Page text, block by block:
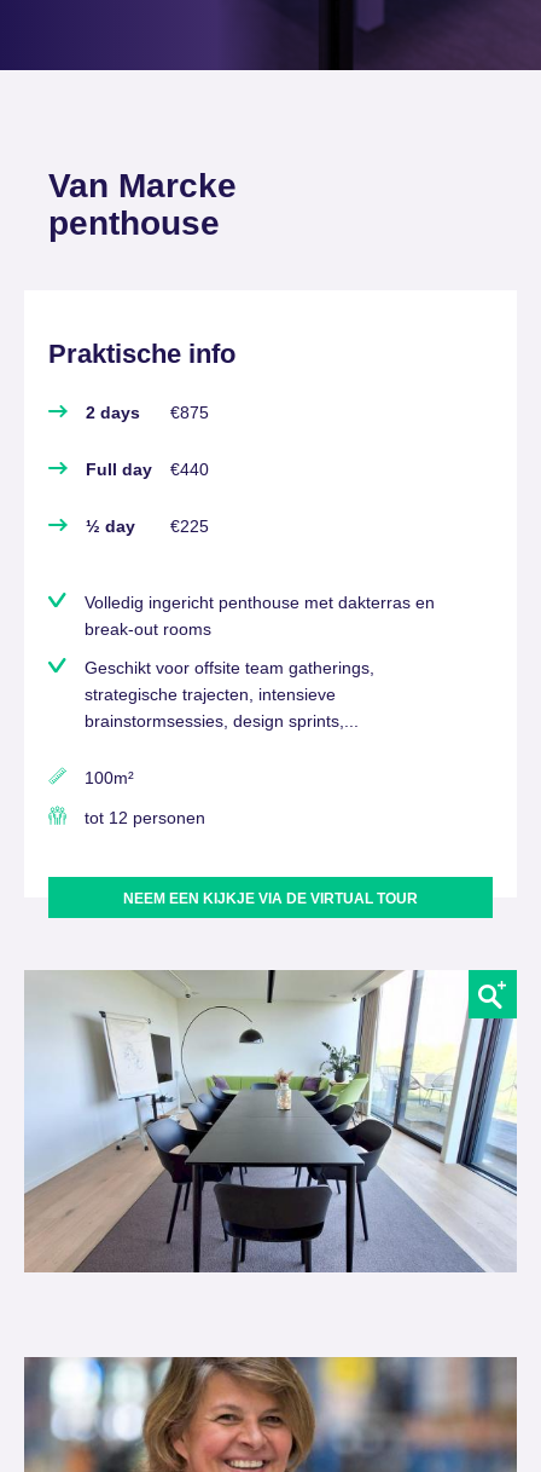
Van Marcke
penthouse
Praktische info
2 days €875
Full day €440
½ day €225
Volledig ingericht penthouse met dakterras en
break-out rooms
Geschikt voor offsite team gatherings,
strategische trajecten, intensieve
brainstormsessies, design sprints,...
100m²
tot 12 personen
NEEM EEN KIJKJE VIA DE VIRTUAL TOUR